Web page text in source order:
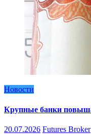
Новости
Крупные банки
20.07.2026 Futures Broker